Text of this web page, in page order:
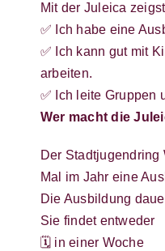
Mit der Juleica
✅ Ich habe eine
✅ Ich kann gut mit
arbeiten.
✅ Ich leite Gruppen
Wer macht die
Der Stadtjugendring
Mal im Jahr eine
Die Ausbildung
Sie findet entweder
🗓️ in einer Woche